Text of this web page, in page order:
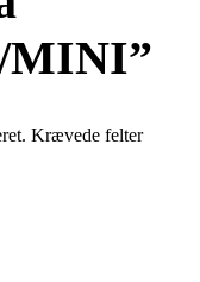
MINI”
Krævede felter